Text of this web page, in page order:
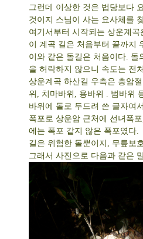
그런데 이상한 것은 법당보다
것이지 스님이 사는 요사체를
여기서부터 시작되는 상운계
이 계곡 길은 처음부터 끝까지
이와 같은 돌길은 처음이다.
을 허락하지 않으니 속도는 전
상운계곡 하산길 우측은 층암
위, 치마바위, 용바위 . 범바위
바위에 돌로 두드려 쓴 글자여
폭포로 상운암 근처에 선녀폭
에는 폭포 같지 않은 폭포였다.
길은 위험한 돌뿐이지, 무릎보
그래서 사진으로 다음과 같은